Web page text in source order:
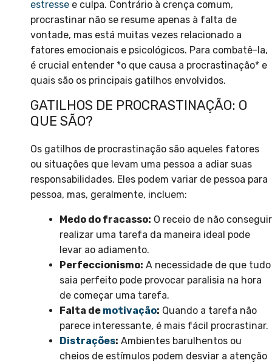
estresse e culpa. Contrário à crença comum,
procrastinar não se resume apenas à falta de
vontade, mas está muitas vezes relacionado a
fatores emocionais e psicológicos. Para combatê-la,
é crucial entender *o que causa a procrastinação* e
quais são os principais gatilhos envolvidos.
GATILHOS DE PROCRASTINAÇÃO: O
QUE SÃO?
Os gatilhos de procrastinação são aqueles fatores
ou situações que levam uma pessoa a adiar suas
responsabilidades. Eles podem variar de pessoa para
pessoa, mas, geralmente, incluem:
Medo do fracasso: O receio de não conseguir
realizar uma tarefa da maneira ideal pode
levar ao adiamento.
Perfeccionismo: A necessidade de que tudo
saia perfeito pode provocar paralisia na hora
de começar uma tarefa.
Falta de motivação: Quando a tarefa não
parece interessante, é mais fácil procrastinar.
Distrações: Ambientes barulhentos ou
cheios de estímulos podem desviar a atenção